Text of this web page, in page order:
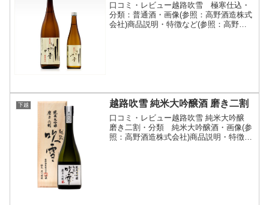
口コミ・レビュー越路吹雪 極寒仕込・
分類：普通酒・画像(参照：高野酒造株式
会社)商品説明・特徴など(参照：高野酒
下越 越路吹雪 純米大吟醸酒 磨き二割
口コミ・レビュー越路吹雪 純米大吟醸
磨き二割・分類 純米大吟醸酒・画像(参
照：高野酒造株式会社)商品説明・特徴な